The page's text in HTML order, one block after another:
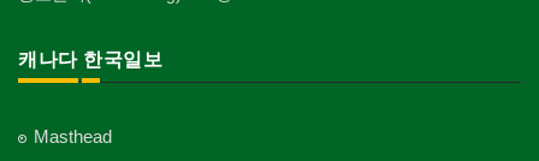
캐나다 한국일보
Masthead